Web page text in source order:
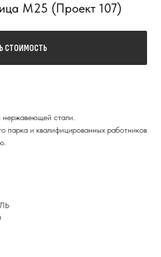
М25 (Проект 107)
СТОИМОСТЬ
нержавеющей стали.
парка и квалифицированных работников